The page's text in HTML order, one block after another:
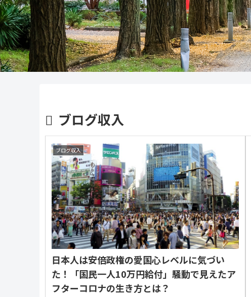
ブログ収入
ブログ収入
日本人は安倍政権の愛国心レベルに気づい
た！「国民一人10万円給付」騒動で見えたア
フターコロナの生き方とは？